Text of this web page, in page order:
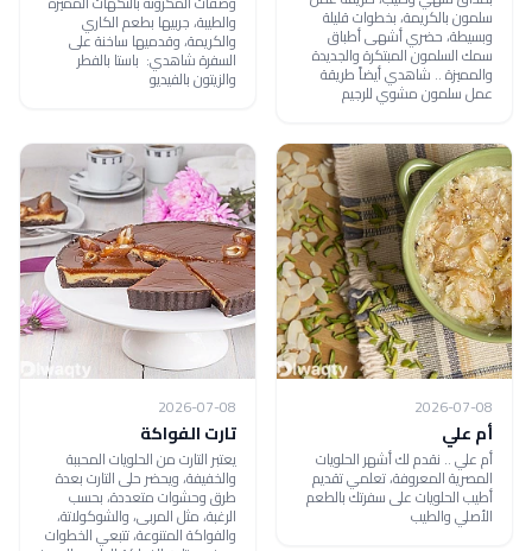
سلمون بالكريمة، بخطوات قليلة
وبسيطة، حضري أشهى أطباق
سمك السلمون المبتكرة والجديدة
والمميزة .. شاهدي أيضاً طريقة
عمل سلمون مشوي للرجيم
والطيبة، جربيها بطعم الكاري
والكريمة، وقدميها ساخنة على
السفرة شاهدي: باستا بالفطر
والزيتون بالفيديو
2026-07-08
أم علي
أم علي .. نقدم لك أشهر الحلويات
المصرية المعروفة، تعلمي تقديم
أطيب الحلويات على سفرتك بالطعم
الأصلي والطيب
2026-07-08
تارت الفواكة
يعتبر التارت من الحلويات المحببة
والخفيفة، ويحضر حلى التارت بعدة
طرق وحشوات متعددة، بحسب
الرغبة، مثل المربى، والشوكولاتة،
والفواكة المتنوعة، تتبعي الخطوات